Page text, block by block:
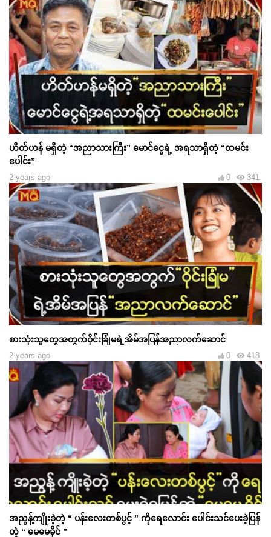
ဟိတ်ဟန် မရှိတဲ့ “အညာသားကြီး” မောင်ငွေရဲ့ အရသာရှိတဲ့ “ထမင်း
ပေါင်း”
2 years ago 341
0
စားသုံးသူတွေအတွက်ဝိုင်းခြုံမရဲ့အိမ်အပြန်အညာလက်ဆောင်
2 years ago 418
0
အညွန့်ကျိုးခဲ့တဲ့ “ ပန်းလေးတစ်ပွင့် ” ကိုရေလောင်း ပေါင်းသင်ပေးခဲ့ပြန်
တဲ့ “ မေမေခိုင် ”